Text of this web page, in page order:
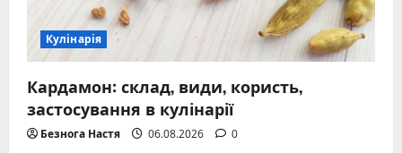
Кулінарія
Кардамон: склад, види, користь,
застосування в кулінарії
Безнога Настя 06.08.2026 0